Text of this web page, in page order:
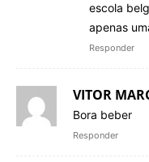
escola
apenas
Responder
VITOR
Bora beber
Responder